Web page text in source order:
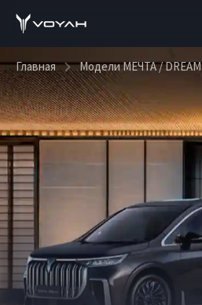
Главная Модели МЕЧТА / DREAM